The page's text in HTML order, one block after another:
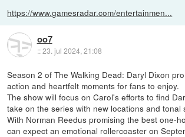
https://www.gamesradar.com/entertainmen...
oo7
::23. jul 2024, 21:08
Season 2 of The Walking Dead: Daryl Dixon
action and heartfelt moments for fans to enjoy.
The show will focus on Carol's efforts to find
take on the series with new locations and tonal
With Norman Reedus promising the best one-
can expect an emotional rollercoaster on